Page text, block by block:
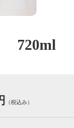
720ml
（税込み）